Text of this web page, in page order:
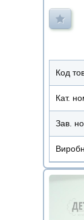
Код
Кат.
Зав.